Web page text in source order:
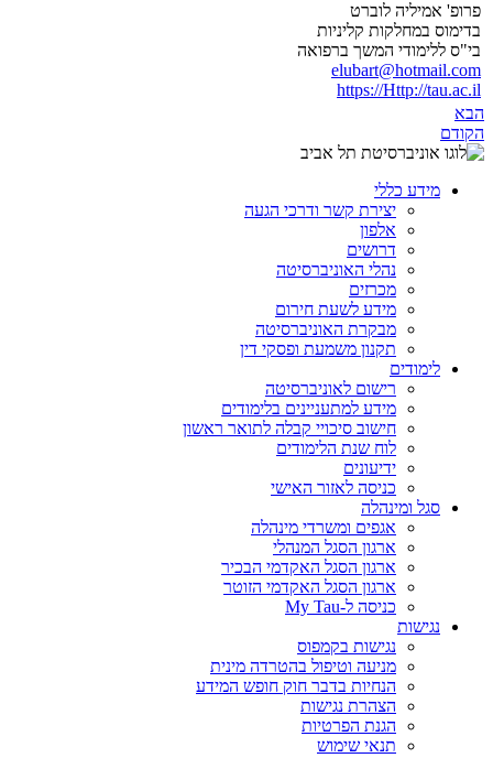
פרופ' אמיליה לוברט
בדימוס במחלקות קליניות
בי"ס ללימודי המשך ברפואה
elubart@hotmail.com
https://Http://tau.ac.il
הבא
הקודם
מידע כללי
יצירת קשר ודרכי הגעה
אלפון
דרושים
נהלי האוניברסיטה
מכרזים
מידע לשעת חירום
מבקרת האוניברסיטה
תקנון משמעת ופסקי דין
לימודים
רישום לאוניברסיטה
מידע למתעניינים בלימודים
חישוב סיכויי קבלה לתואר ראשון
לוח שנת הלימודים
ידיעונים
כניסה לאזור האישי
סגל ומינהלה
אגפים ומשרדי מינהלה
ארגון הסגל המנהלי
ארגון הסגל האקדמי הבכיר
ארגון הסגל האקדמי הזוטר
כניסה ל-My Tau
נגישות
נגישות בקמפוס
מניעה וטיפול בהטרדה מינית
הנחיות בדבר חוק חופש המידע
הצהרת נגישות
הגנת הפרטיות
תנאי שימוש